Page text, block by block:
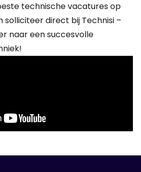
technische vacatures op
solliciteer direct bij Technisi –
naar een succesvolle